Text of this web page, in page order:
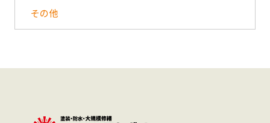
その他